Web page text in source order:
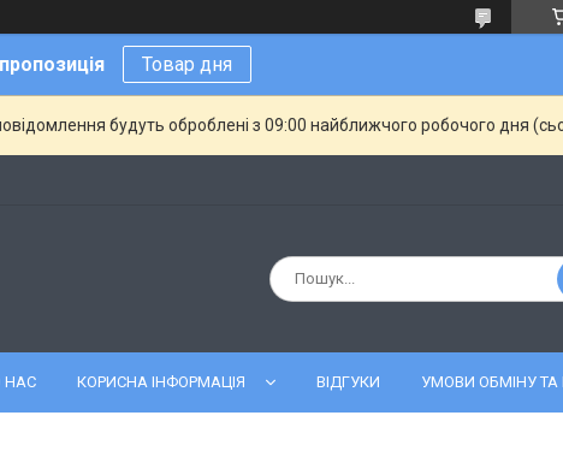
Товар дня
будуть оброблені з 09:00 найближчого робочого дня
НАС КОРИСНА ІНФОРМАЦІЯ ВІДГУКИ УМОВИ ОБМІНУ ТА